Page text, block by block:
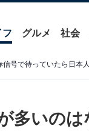
フ グルメ 社会
号で待っていたら日本
多いのは